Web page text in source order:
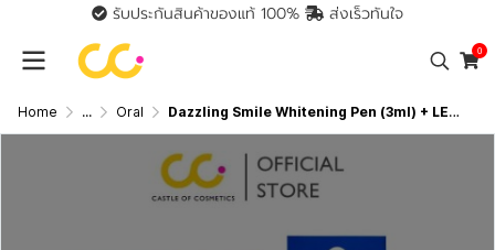
รับประกันสินค้าของแท้ 100% ส่งเร็วทันใจ
0
Home ... Oral Dazzling Smile Whitening Pen (3ml) + LED เซ็ตคู่ฟอกฟันขาว ผลิตภัณฑ์ดูแลช่องปาก